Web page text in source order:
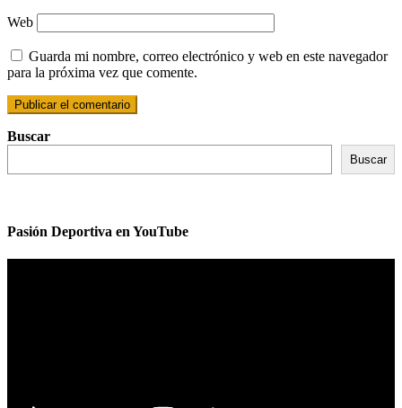
Web
Guarda mi nombre, correo electrónico y web en este navegador
para la próxima vez que comente.
Buscar
Buscar
Pasión Deportiva en YouTube